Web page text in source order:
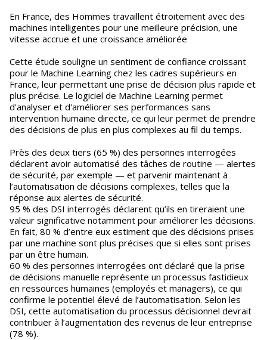
En France, des Hommes travaillent étroitement avec des
machines intelligentes pour une meilleure précision, une
vitesse accrue et une croissance améliorée
Cette étude souligne un sentiment de confiance croissant
pour le Machine Learning chez les cadres supérieurs en
France, leur permettant une prise de décision plus rapide et
plus précise. Le logiciel de Machine Learning permet
d'analyser et d'améliorer ses performances sans
intervention humaine directe, ce qui leur permet de prendre
des décisions de plus en plus complexes au fil du temps.
Près des deux tiers (65 %) des personnes interrogées
déclarent avoir automatisé des tâches de routine — alertes
de sécurité, par exemple — et parvenir maintenant à
l’automatisation de décisions complexes, telles que la
réponse aux alertes de sécurité.
95 % des DSI interrogés déclarent qu’ils en tireraient une
valeur significative notamment pour améliorer les décisions.
En fait, 80 % d’entre eux estiment que des décisions prises
par une machine sont plus précises que si elles sont prises
par un être humain.
60 % des personnes interrogées ont déclaré que la prise
de décisions manuelle représente un processus fastidieux
en ressources humaines (employés et managers), ce qui
confirme le potentiel élevé de l’automatisation. Selon les
DSI, cette automatisation du processus décisionnel devrait
contribuer à l’augmentation des revenus de leur entreprise
(78 %).